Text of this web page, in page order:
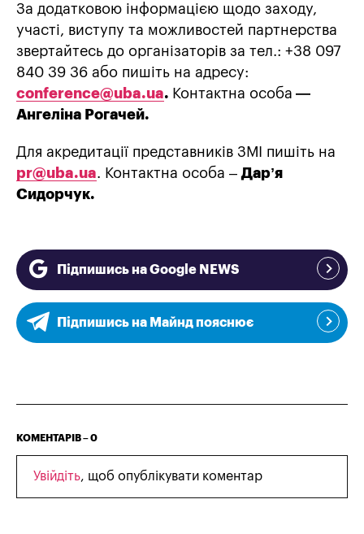
За додатковою інформацією щодо заходу,
участі, виступу та можливостей партнерства
звертайтесь до організаторів за тел.: +38 097
840 39 36 або пишіть на адресу:
conference@uba.ua. Контактна особа —
Ангеліна Рогачей.
Для акредитації представників ЗМІ пишіть на
pr@uba.ua. Контактна особа – Дарʼя
Сидорчук.
Підпишись на Google NEWS
Підпишись на Майнд пояснює
КОМЕНТАРІВ –0
Увійдіть, щоб опублікувати коментар